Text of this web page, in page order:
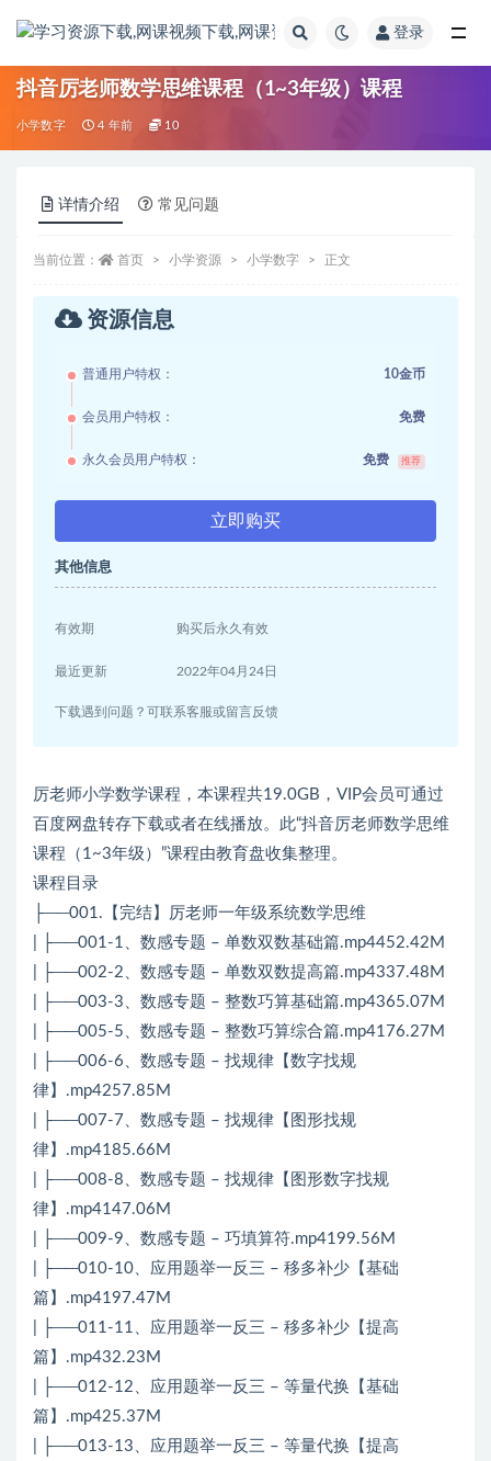
登录
抖音厉老师数学思维课程（1~3年级）课程
小学数字 4 年前 10
详情介绍 常见问题
当前位置： 首页 小学资源 小学数字 正文
资源信息
普通用户特权： 10金币
会员用户特权： 免费
永久会员用户特权： 免费 推荐
立即购买
其他信息
有效期 购买后永久有效
最近更新 2022年04月24日
下载遇到问题？可联系客服或留言反馈
厉老师小学数学课程，本课程共19.0GB，VIP会员可通过
百度网盘转存下载或者在线播放。此“抖音厉老师数学思维
课程（1~3年级）”课程由教育盘收集整理。
课程目录
├──001.【完结】厉老师一年级系统数学思维
| ├──001-1、数感专题 – 单数双数基础篇.mp4452.42M
| ├──002-2、数感专题 – 单数双数提高篇.mp4337.48M
| ├──003-3、数感专题 – 整数巧算基础篇.mp4365.07M
| ├──005-5、数感专题 – 整数巧算综合篇.mp4176.27M
| ├──006-6、数感专题 – 找规律【数字找规
律】.mp4257.85M
| ├──007-7、数感专题 – 找规律【图形找规
律】.mp4185.66M
| ├──008-8、数感专题 – 找规律【图形数字找规
律】.mp4147.06M
| ├──009-9、数感专题 – 巧填算符.mp4199.56M
| ├──010-10、应用题举一反三 – 移多补少【基础
篇】.mp4197.47M
| ├──011-11、应用题举一反三 – 移多补少【提高
篇】.mp432.23M
| ├──012-12、应用题举一反三 – 等量代换【基础
篇】.mp425.37M
| ├──013-13、应用题举一反三 – 等量代换【提高